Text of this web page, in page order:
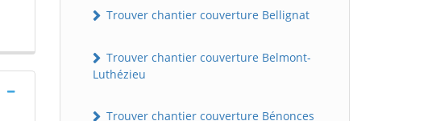
Trouver chantier couverture Bellignat
Trouver chantier couverture Belmont-
Luthézieu
Trouver chantier couverture Bénonces